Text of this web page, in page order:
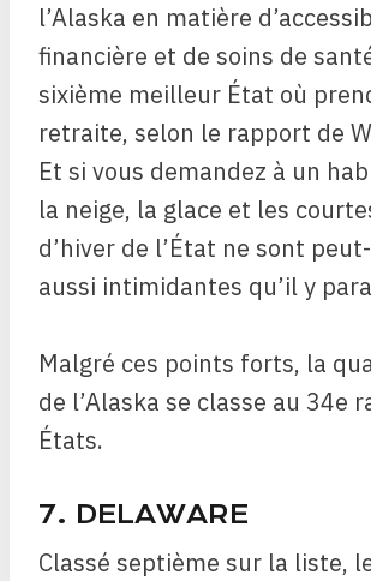
l’Alaska en matière
financière et de soins de
sixième meilleur État où
retraite, selon le rapport de
Et si vous demandez à un
la neige, la glace et les
d’hiver de l’État ne sont
aussi intimidantes qu’il y
Malgré ces points forts, la
de l’Alaska se classe au 34e
États.
7. DELAWARE
Classé septième sur la liste,